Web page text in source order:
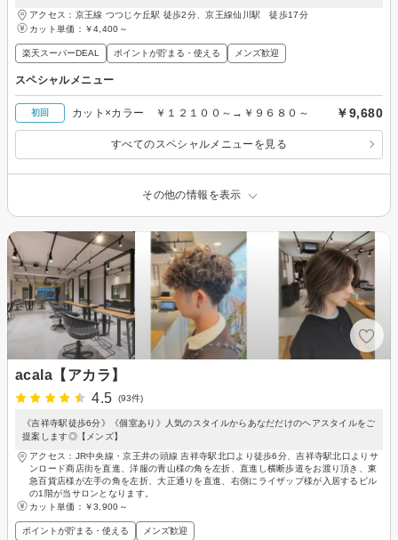
アクセス：京王線 つつじケ丘駅 徒歩2分、京王線仙川駅 徒歩17分
カット単価： ￥4,400～
楽天スーパーDEAL ポイントが貯まる・使える メンズ歓迎
スペシャルメニュー
初回 カット×カラー ￥１２１００～→￥９６８０～ ￥9,680
すべてのスペシャルメニューを見る
その他の情報を表示
acala【アカラ】
4.5
(93件)
《吉祥寺駅徒歩6分》《個室あり》人気のスタイルからあなだだけのヘアスタイルをご
提案します◎【メンズ】
アクセス：JR中央線・京王井の頭線 吉祥寺駅北口より徒歩6分、吉祥寺駅北口よりサ
ンロード商店街を直進、洋服の青山様の角を左折、直進し横断歩道をお渡り頂き、東
急百貨店様が左手の角を左折、大正通りを直進、右側にライザップ様が入居するビル
の1階が当サロンとなります。
カット単価： ￥3,900～
ポイントが貯まる・使える メンズ歓迎